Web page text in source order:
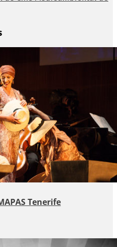
Tenerife